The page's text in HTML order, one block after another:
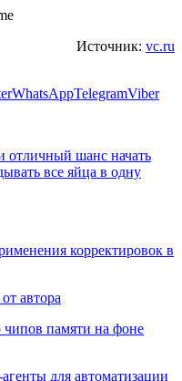
Источник: vc.ru
WhatsAppTelegramViber
отличный шанс начать
все яйца в одну
корректировок в
автора
чипов памяти на фоне
для автоматизации